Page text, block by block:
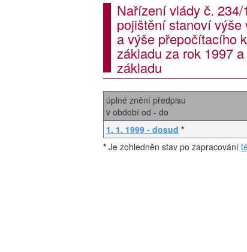
Nařízení vlády č.
pojištění stanoví
a výše přepočítacího
základu za rok 1997
základu
úplné znění předpisu
v období od - do
1. 1. 1999 - dosud *
* Je zohledněn stav po zapracování